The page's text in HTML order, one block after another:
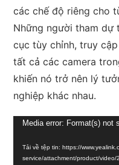
các chế độ riêng cho
Những người tham
cục tùy chỉnh, truy
tất cả các camera
khiến nó trở nên lý
nghiệp khác nhau.
Trình
Video
Media error: Format(s) not
Tải về tệp tin: https://
service/attachment/product/